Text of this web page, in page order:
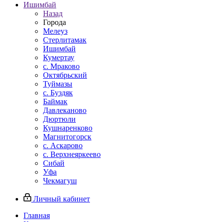
Ишимбай
Назад
Города
Мелеуз
Стерлитамак
Ишимбай
Кумертау
c. Мраково
Октябрьский
Туймазы
c. Буздяк
Баймак
Давлеканово
Дюртюли
Кушнаренково
Магнитогорск
с. Аскарово
с. Верхнеяркеево
Сибай
Уфа
Чекмагуш
Личный кабинет
Главная